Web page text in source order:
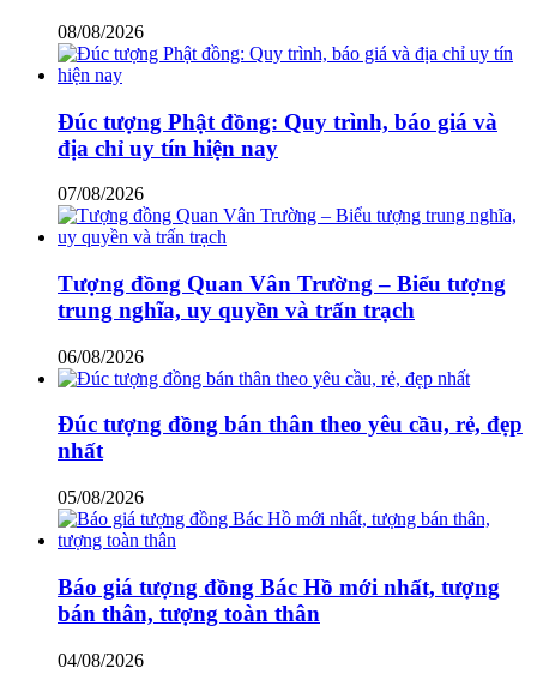
08/08/2026
Đúc tượng Phật đồng: Quy trình, báo giá và
địa chỉ uy tín hiện nay
07/08/2026
Tượng đồng Quan Vân Trường – Biểu tượng
trung nghĩa, uy quyền và trấn trạch
06/08/2026
Đúc tượng đồng bán thân theo yêu cầu, rẻ, đẹp
nhất
05/08/2026
Báo giá tượng đồng Bác Hồ mới nhất, tượng
bán thân, tượng toàn thân
04/08/2026